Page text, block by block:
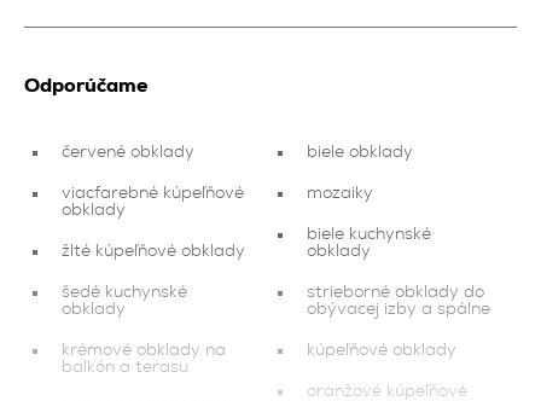
Odporúčame
červené obklady
viacfarebné kúpeľňové
obklady
žlté kúpeľňové obklady
šedé kuchynské
obklady
krémové obklady na
balkón a terasu
biele obklady
mozaiky
biele kuchynské
obklady
strieborné obklady do
obývacej izby a spálne
kúpeľňové obklady
oranžové kúpeľňové